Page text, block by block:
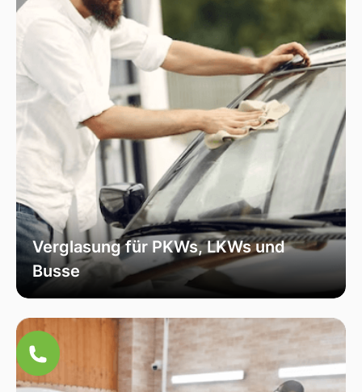
Verglasung für PKWs, LKWs und
Busse
Unsere Verglasungsdienste umfassen alle
Lastkraftwagen bis hin zu Bussen. Wir sorgen
für eine fachmännische Installation und hohe
Qualität, um die Sicherheit und Funktionalität